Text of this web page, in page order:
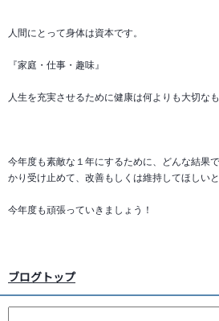
人間にとって身体は資本です。
『家庭・仕事・趣味』
人生を充実させるために健康は何よりも大切なも
今年度も素敵な１年にするために、どんな結果
かり受け止めて、改善もしくは維持してほしいと
今年度も頑張っていきましょう！
ブログトップ